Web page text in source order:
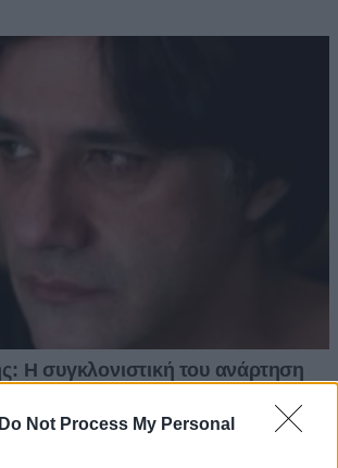
Do Not Process My Personal